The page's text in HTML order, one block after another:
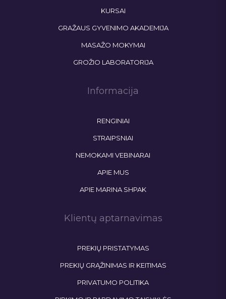
KURSAI
GRAŽAUS GYVENIMO AKADEMIJA
MASAŽO MOKYMAI
GROŽIO LABORATORIJA
Informacija
RENGINIAI
STRAIPSNIAI
NEMOKAMI VEBINARAI
APIE MUS
APIE MARINA SHPAK
Klientų aptarnavimas
PREKIŲ PRISTATYMAS
PREKIŲ GRĄŽINIMAS IR KEITIMAS
PRIVATUMO POLITIKA